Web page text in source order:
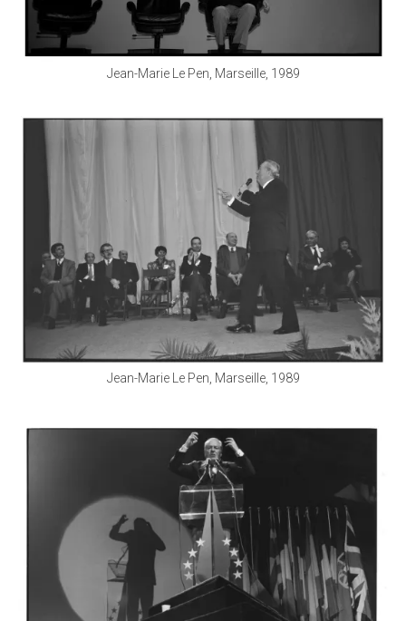
Jean-Marie Le Pen, Marseille, 1989
Jean-Marie Le Pen, Marseille, 1989